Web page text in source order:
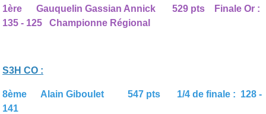
1ère Gauquelin Gassian Annick 529 pts Finale Or :
135 - 125 Championne Régional
S3H CO :
8ème Alain Giboulet 547 pts 1/4 de finale : 128 -
141